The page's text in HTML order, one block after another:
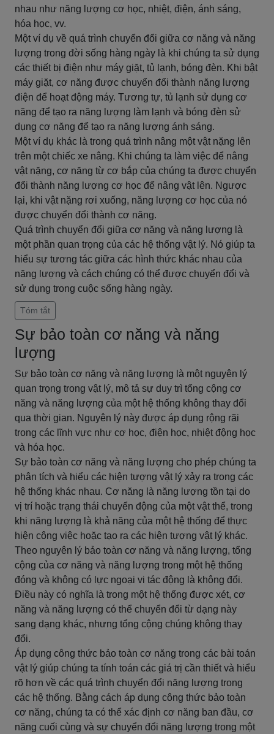
nhau như năng lượng cơ học, nhiệt, điện, ánh sáng,
hóa học, vv.
Một ví dụ về quá trình chuyển đổi giữa cơ năng và năng
lượng trong đời sống hàng ngày là khi chúng ta sử dụng
các thiết bị điện như máy giặt, tủ lạnh, bóng đèn. Khi bật
máy giặt, cơ năng được chuyển đổi thành năng lượng
điện để hoạt động máy. Tương tự, tủ lạnh sử dụng cơ
năng để tạo ra năng lượng làm lạnh và bóng đèn sử
dụng cơ năng để tạo ra năng lượng ánh sáng.
Một ví dụ khác là trong quá trình nâng một vật nặng lên
trên một chiếc xe nâng. Khi chúng ta làm việc để nâng
vật nặng, cơ năng từ cơ bắp của chúng ta được chuyển
đổi thành năng lượng cơ học để nâng vật lên. Ngược
lại, khi vật nặng rơi xuống, năng lượng cơ học của nó
được chuyển đổi thành cơ năng.
Quá trình chuyển đổi giữa cơ năng và năng lượng là
một phần quan trọng của các hệ thống vật lý. Nó giúp ta
hiểu sự tương tác giữa các hình thức khác nhau của
năng lượng và cách chúng có thể được chuyển đổi và
sử dụng trong cuộc sống hàng ngày.
Tóm tắt
Sự bảo toàn cơ năng và năng
lượng
Sự bảo toàn cơ năng và năng lượng là một nguyên lý
quan trọng trong vật lý, mô tả sự duy trì tổng cộng cơ
năng và năng lượng của một hệ thống không thay đổi
qua thời gian. Nguyên lý này được áp dụng rộng rãi
trong các lĩnh vực như cơ học, điện học, nhiệt động học
và hóa học.
Sự bảo toàn cơ năng và năng lượng cho phép chúng ta
phân tích và hiểu các hiện tượng vật lý xảy ra trong các
hệ thống khác nhau. Cơ năng là năng lượng tồn tại do
vị trí hoặc trạng thái chuyển động của một vật thể, trong
khi năng lượng là khả năng của một hệ thống để thực
hiện công việc hoặc tạo ra các hiện tượng vật lý khác.
Theo nguyên lý bảo toàn cơ năng và năng lượng, tổng
cộng của cơ năng và năng lượng trong một hệ thống
đóng và không có lực ngoại vi tác động là không đổi.
Điều này có nghĩa là trong một hệ thống được xét, cơ
năng và năng lượng có thể chuyển đổi từ dạng này
sang dạng khác, nhưng tổng cộng chúng không thay
đổi.
Áp dụng công thức bảo toàn cơ năng trong các bài toán
vật lý giúp chúng ta tính toán các giá trị cần thiết và hiểu
rõ hơn về các quá trình chuyển đổi năng lượng trong
các hệ thống. Bằng cách áp dụng công thức bảo toàn
cơ năng, chúng ta có thể xác định cơ năng ban đầu, cơ
năng cuối cùng và sự chuyển đổi năng lượng trong một